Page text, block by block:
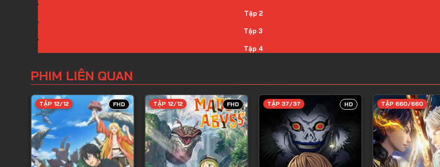
Tập 2
Tập 3
Tập 4
Tập 6
Tập 7
Tập 8
Tập 9
Tập 10
PHIM LIÊN QUAN
FHD
TẬP 12/12 FHD
TẬP 12/12 HD
TẬP 37/37 TẬP 660/660